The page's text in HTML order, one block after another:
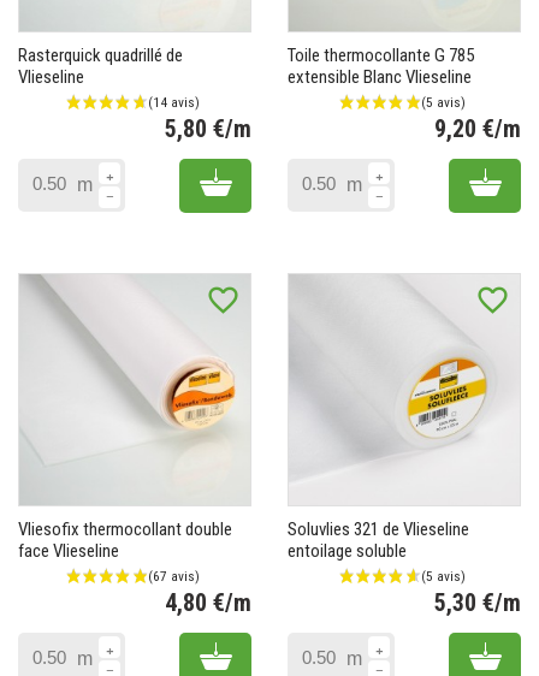
(14 avis)
Rasterquick quadrillé de
Vlieseline
5,80 €/m
m Add to cart
Toile thermocollante G 785
extensible Blanc Vlieseline
9,20 €/m
m Add
favorite_border
Vliesofix thermocollant double
face Vlieseline
4,80 €/m
m Add to cart
favorite_border
Soluvlies 321 de Vlieseline
entoilage soluble
5,30 €/m
m Add